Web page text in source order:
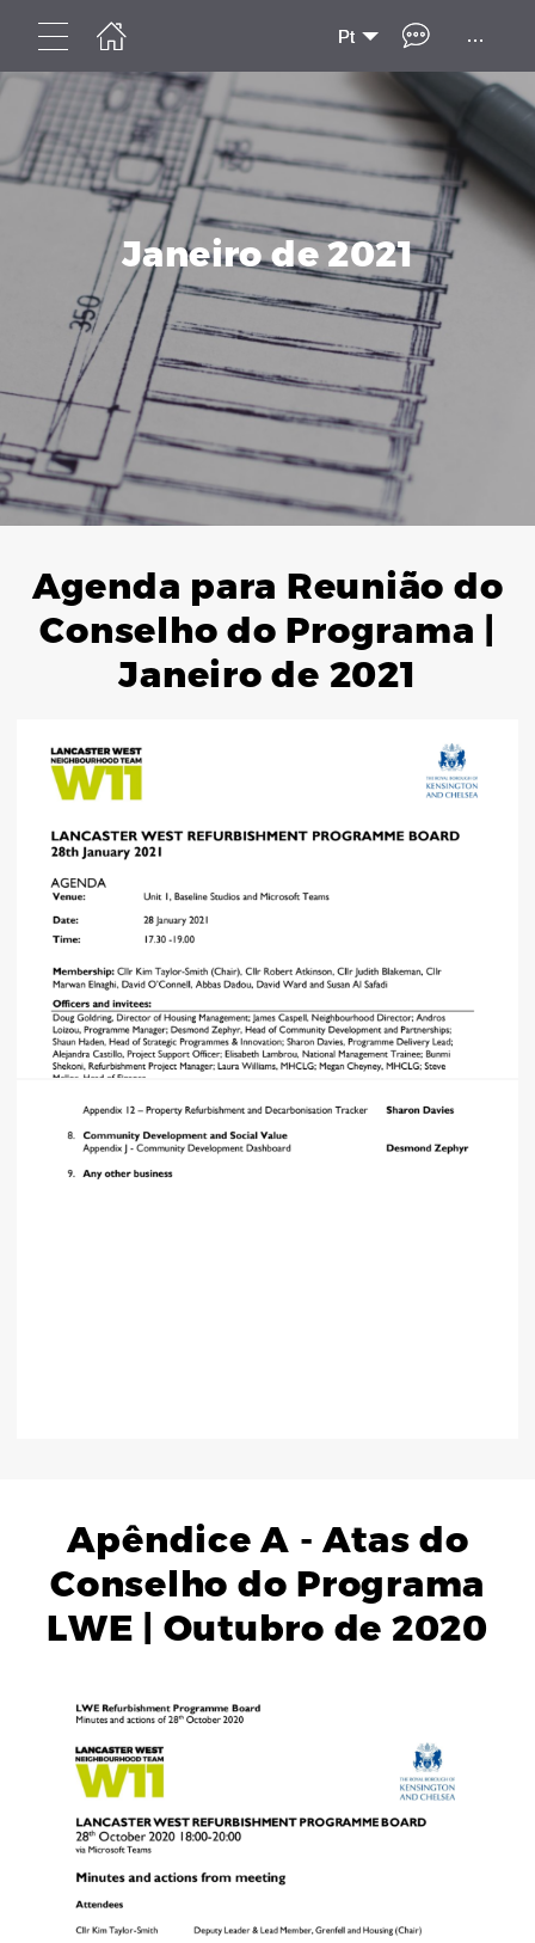
Pt ...
Janeiro de 2021
Agenda para Reunião do
Conselho do Programa |
Janeiro de 2021
Apêndice A - Atas do
Conselho do Programa
LWE | Outubro de 2020